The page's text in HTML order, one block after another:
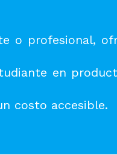
o profesional,
en
costo accesible.